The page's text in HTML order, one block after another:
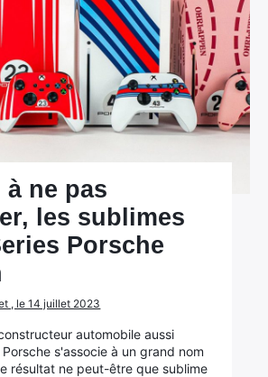
ne pas
les sublimes
Porsche
, le 14 juillet 2023
automobile aussi
s'associe à un grand nom
résultat ne peut-être que sublime